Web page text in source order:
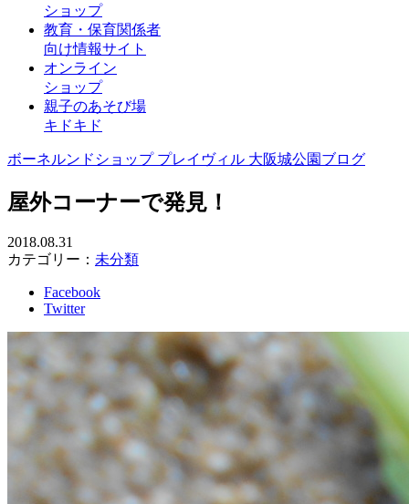
ショップ
教育・保育関係者
向け情報サイト
オンライン
ショップ
親子のあそび場
キドキド
ボーネルンドショップ プレイヴィル 大阪城公園ブログ
屋外コーナーで発見！
2018.08.31
カテゴリー： 未分類
Facebook
Twitter